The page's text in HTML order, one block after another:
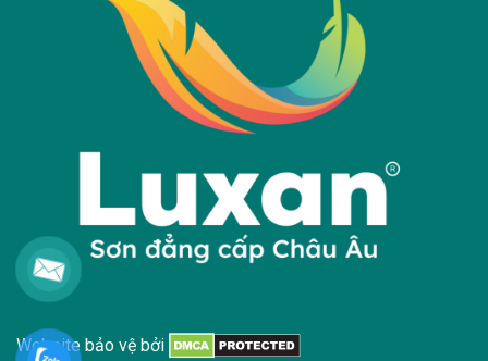
Website bảo vệ bởi